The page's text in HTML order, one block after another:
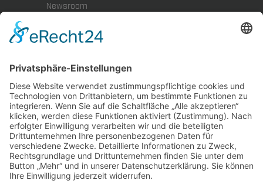
Newsroom
Karriere
BYTEBLOG
Downloads
Impressum
Datenschutz
Hinweisgeberschutz